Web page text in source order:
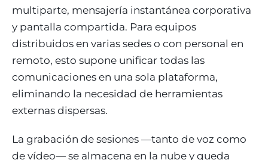
multiparte, mensajería instantánea corporativa
y pantalla compartida. Para equipos
distribuidos en varias sedes o con personal en
remoto, esto supone unificar todas las
comunicaciones en una sola plataforma,
eliminando la necesidad de herramientas
externas dispersas.
La grabación de sesiones —tanto de voz como
de vídeo— se almacena en la nube y queda